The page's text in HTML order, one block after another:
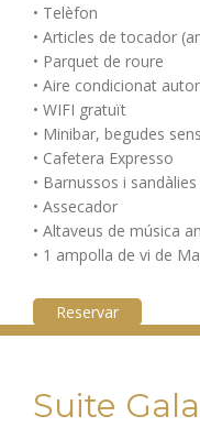
• Telèfon
• Articles de tocador
• Parquet de roure
• Aire condicionat
• WIFI gratuït
• Minibar, begudes
• Cafetera Expresso
• Barnussos i sandàlies
• Assecador
• Altaveus de música
• 1 ampolla de vi de
Reservar
Suite